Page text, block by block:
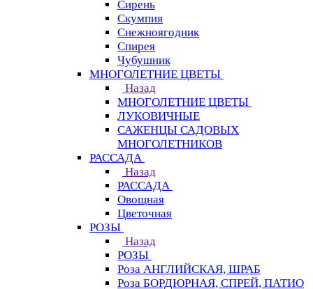
Сирень
Скумпия
Снежноягодник
Спирея
Чубушник
МНОГОЛЕТНИЕ ЦВЕТЫ
Назад
МНОГОЛЕТНИЕ ЦВЕТЫ
ЛУКОВИЧНЫЕ
САЖЕНЦЫ САДОВЫХ
МНОГОЛЕТНИКОВ
РАССАДА
Назад
РАССАДА
Овощная
Цветочная
РОЗЫ
Назад
РОЗЫ
Роза АНГЛИЙСКАЯ, ШРАБ
Роза БОРДЮРНАЯ, СПРЕЙ, ПАТИО